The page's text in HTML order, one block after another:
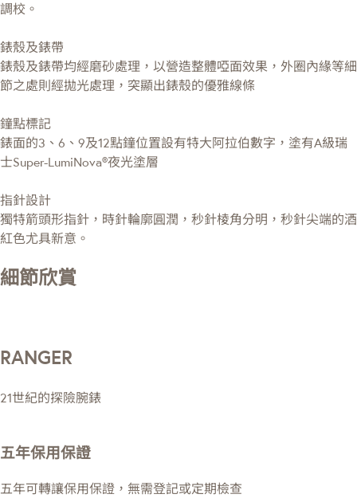
調校。
錶殼及錶帶
錶殼及錶帶均經磨砂處理，以營造整體啞面效果，外圈內緣等細
節之處則經拋光處理，突顯出錶殼的優雅線條
鐘點標記
錶面的3、6、9及12點鐘位置設有特大阿拉伯數字，塗有A級瑞
士Super-LumiNova®夜光塗層
指針設計
獨特箭頭形指針，時針輪廓圓潤，秒針棱角分明，秒針尖端的酒
紅色尤具新意。
細節欣賞
RANGER
21世紀的探險腕錶
五年保用保證
五年可轉讓保用保證，無需登記或定期檢查